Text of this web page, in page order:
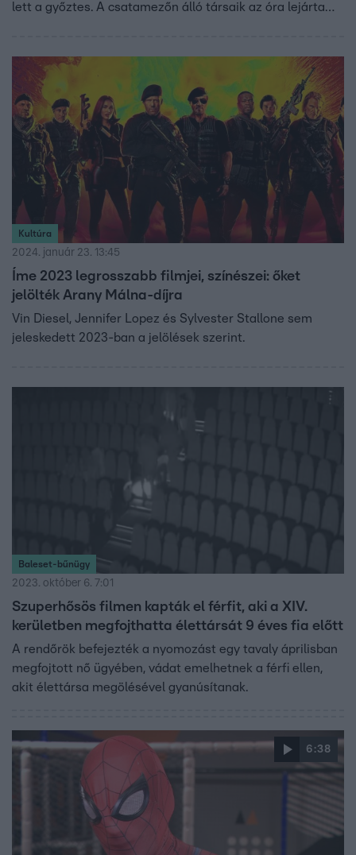
lett a győztes. A csatamezőn álló társaik az óra lejárta
Kultúra
2024. január 23. 13:45
Íme 2023 legrosszabb filmjei, színészei: őket
jelölték Arany Málna-díjra
Vin Diesel, Jennifer Lopez és Sylvester Stallone sem
jeleskedett 2023-ban a jelölések szerint.
Baleset-bűnügy
2023. október 6. 7:01
Szuperhősös filmen kapták el férfit, aki a XIV.
kerületben megfojthatta élettársát 9 éves fia előtt
A rendőrök befejezték a nyomozást egy tavaly áprilisban
megfojtott nő ügyében, vádat emelhetnek a férfi ellen,
akit élettársa megölésével gyanúsítanak.
6:38